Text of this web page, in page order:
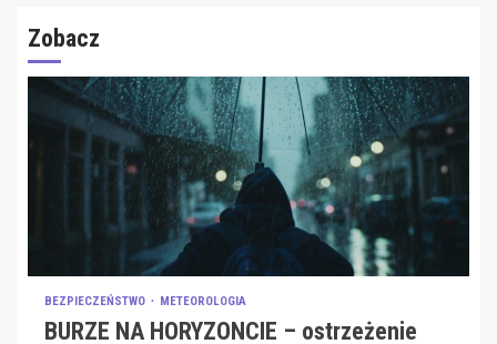
Zobacz
BEZPIECZEŃSTWO METEOROLOGIA
BURZE NA HORYZONCIE – ostrzeżenie